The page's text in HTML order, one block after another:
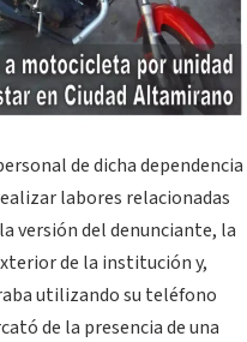
de dicha dependencia
labores relacionadas
versión del denunciante, la
de la institución y,
utilizando su teléfono
de la presencia de una